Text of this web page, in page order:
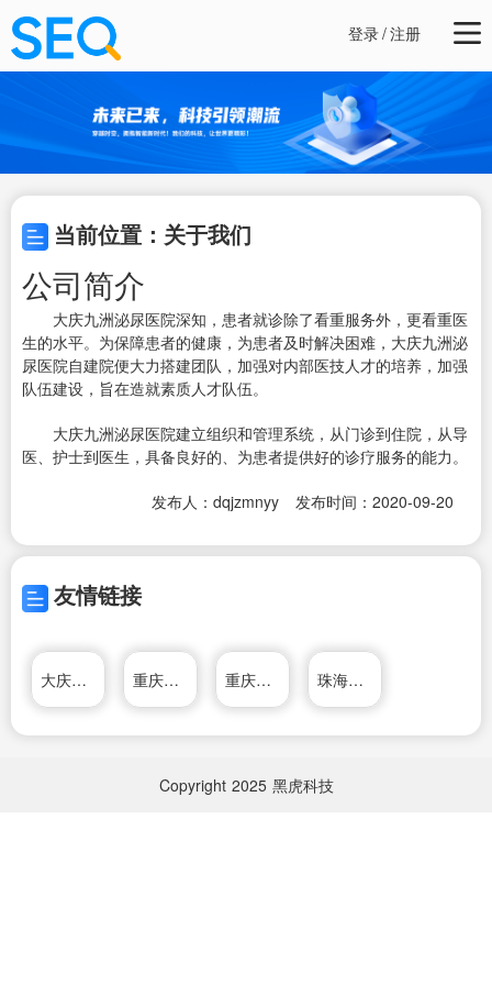
登录/注册
当前位置：关于我们
公司简介
大庆九洲泌尿医院深知，患者就诊除了看重服务外，更看重医
生的水平。为保障患者的健康，为患者及时解决困难，大庆九洲泌
尿医院自建院便大力搭建团队，加强对内部医技人才的培养，加强
队伍建设，旨在造就素质人才队伍。
大庆九洲泌尿医院建立组织和管理系统，从门诊到住院，从导
医、护士到医生，具备良好的、为患者提供好的诊疗服务的能力。
发布人：dqjzmnyy 发布时间：2020-09-20
友情链接
大庆九洲泌尿男科 重庆市中医院 重庆医科大学附属第一医院 珠海九龙医院
Copyright 2025 黑虎科技